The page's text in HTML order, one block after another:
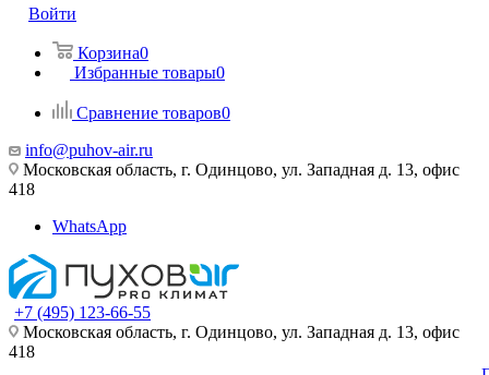
Войти
Корзина0
Избранные товары0
Сравнение товаров0
info@puhov-air.ru
Московская область, г. Одинцово, ул. Западная д. 13, офис
418
WhatsApp
+7 (495) 123-66-55
Московская область, г. Одинцово, ул. Западная д. 13, офис
418